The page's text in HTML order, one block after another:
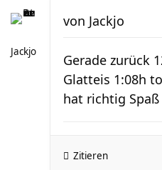
Jackjo
von Jackjo
Gerade zurück
Glatteis 1:08h
hat richtig
Zitieren